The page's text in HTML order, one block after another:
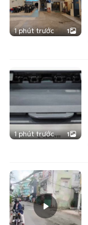
1 phút trước 1
1 phút trước 1